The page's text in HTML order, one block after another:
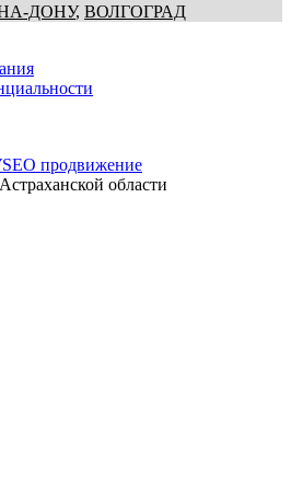
ДОНУ, ВОЛГОГРАД
SEO продвижение
области